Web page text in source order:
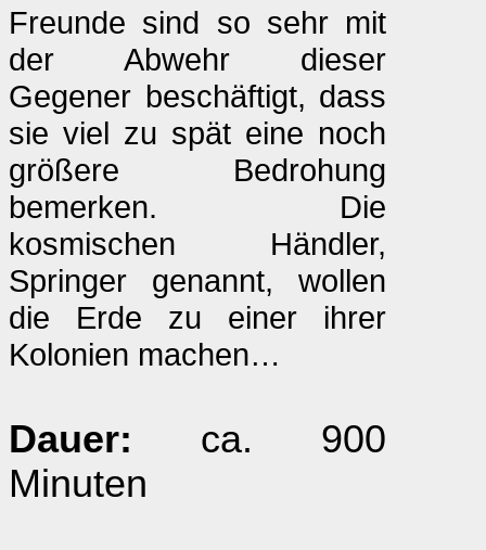
Freunde sind so sehr mit
der Abwehr dieser
Gegener beschäftigt, dass
sie viel zu spät eine noch
größere Bedrohung
bemerken. Die
kosmischen Händler,
Springer genannt, wollen
die Erde zu einer ihrer
Kolonien machen…
Dauer: ca. 900
Minuten